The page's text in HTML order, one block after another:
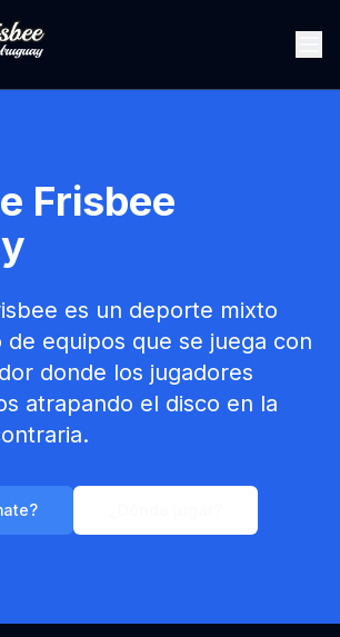
Frisbee
es un deporte mixto
equipos que se juega con
donde los jugadores
atrapando el disco en la